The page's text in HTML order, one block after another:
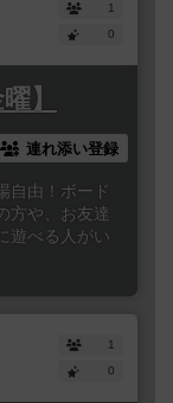
1
0
】
連れ添い登録
自由！ボード
方や、お友達
遊べる人がい
1
0